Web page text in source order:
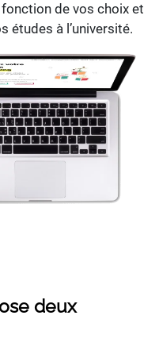
de vos choix et
études à l’université.
deux